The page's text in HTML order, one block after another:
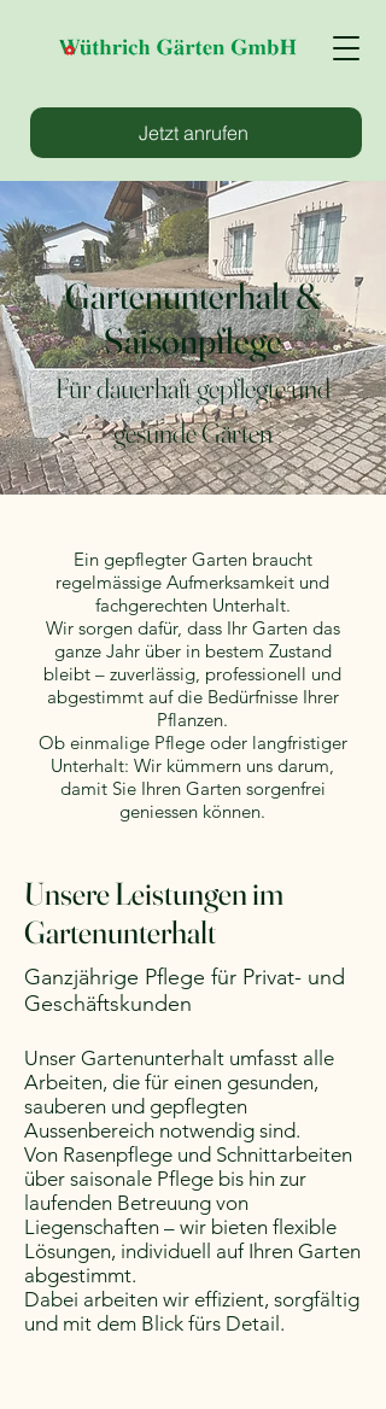
Jetzt anrufen
Gartenunterhalt &
Saisonpflege
Für dauerhaft gepflegte und
gesunde Gärten
Ein gepflegter Garten braucht
regelmässige Aufmerksamkeit und
fachgerechten Unterhalt.
Wir sorgen dafür, dass Ihr Garten das
ganze Jahr über in bestem Zustand
bleibt – zuverlässig, professionell und
abgestimmt auf die Bedürfnisse Ihrer
Pflanzen.
Ob einmalige Pflege oder langfristiger
Unterhalt: Wir kümmern uns darum,
damit Sie Ihren Garten sorgenfrei
geniessen können.
Unsere Leistungen im
Gartenunterhalt
Ganzjährige Pflege für Privat- und
Geschäftskunden
Unser Gartenunterhalt umfasst alle
Arbeiten, die für einen gesunden,
sauberen und gepflegten
Aussenbereich notwendig sind.
Von Rasenpflege und Schnittarbeiten
über saisonale Pflege bis hin zur
laufenden Betreuung von
Liegenschaften – wir bieten flexible
Lösungen, individuell auf Ihren Garten
abgestimmt.
Dabei arbeiten wir effizient, sorgfältig
und mit dem Blick fürs Detail.